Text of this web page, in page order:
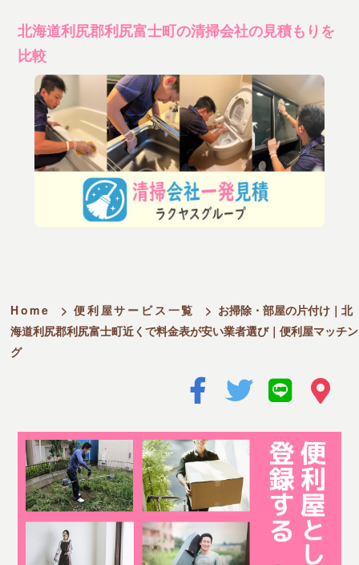
北海道利尻郡利尻富士町の清掃会社の見積もりを
比較
Home > 便利屋サービス一覧 > お掃除・部屋の片付け｜北
海道利尻郡利尻富士町近くで料金表が安い業者選び｜便利屋マッチン
グ